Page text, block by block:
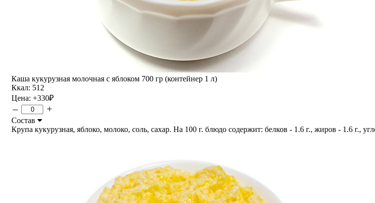
Каша кукурузная молочная с яблоком 700 гр (контейнер 1 л)
Ккал: 512
Цена: +330₽
– +
Состав
Крупа кукурузная, яблоко, молоко, соль, сахар. На 100 г. блюдо содержит: белков - 1.6 г., жиров - 1.6 г.,